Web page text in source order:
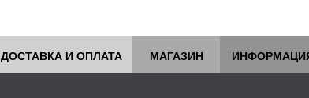
ДОСТАВКА И ОПЛАТА МАГАЗИН